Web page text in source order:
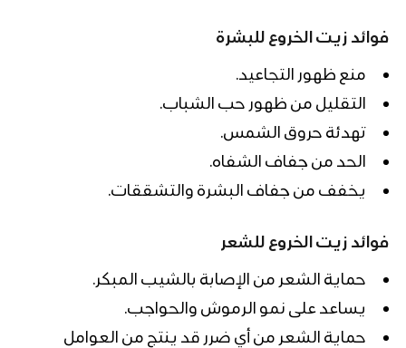
فوائد زيت الخروع للبشرة
منع ظهور التجاعيد.
التقليل من ظهور حب الشباب.
تهدئة حروق الشمس.
الحد من جفاف الشفاه.
يخفف من جفاف البشرة والتشققات.
فوائد زيت الخروع للشعر
حماية الشعر من الإصابة بالشيب المبكر.
يساعد على نمو الرموش والحواجب.
حماية الشعر من أي ضرر قد ينتج من العوامل